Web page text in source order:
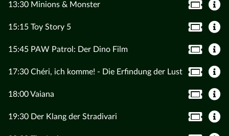
13:30 Minions & Monster
15:15 Toy Story 5
15:45 PAW Patrol: Der Dino Film
17:30 Chéri, ich komme! - Die Erfindung der Lust
18:00 Vaiana
19:30 Der Klang der Stradivari